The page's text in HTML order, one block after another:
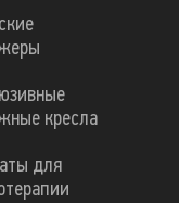
кресла
для